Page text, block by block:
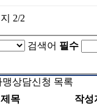
2/2
검색어 필수
맹상담신청 목록
제목 작성